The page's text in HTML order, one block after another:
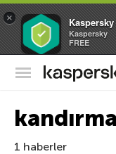
×
Kaspersky
FREE
1 haberler